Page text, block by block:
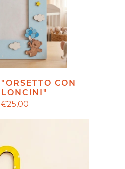
CON
€25,00